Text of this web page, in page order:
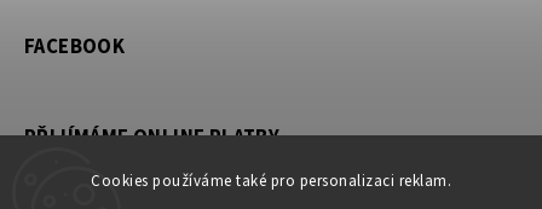
Cookies používáme také pro personalizaci reklam.
FACEBOOK
PŘIJÍMÁME ONLINE PLATBY